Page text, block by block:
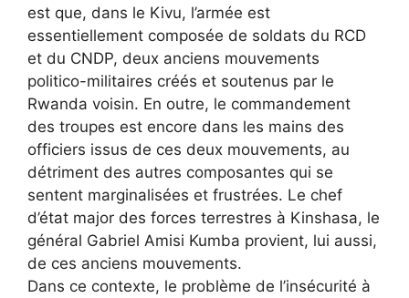
est que, dans le Kivu, l’armée est
essentiellement composée de soldats du RCD
et du CNDP, deux anciens mouvements
politico-militaires créés et soutenus par le
Rwanda voisin. En outre, le commandement
des troupes est encore dans les mains des
officiers issus de ces deux mouvements, au
détriment des autres composantes qui se
sentent marginalisées et frustrées. Le chef
d’état major des forces terrestres à Kinshasa, le
général Gabriel Amisi Kumba provient, lui aussi,
de ces anciens mouvements.
Dans ce contexte, le problème de l’insécurité à